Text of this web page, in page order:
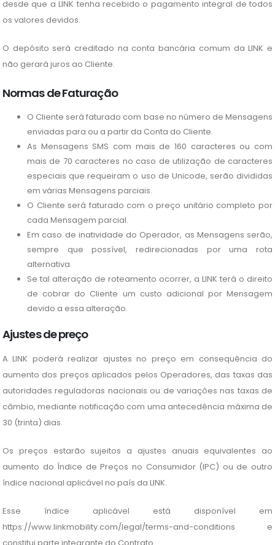
desde que a LINK tenha recebido o pagamento integral de todos
os valores devidos.
O depósito será creditado na conta bancária comum da LINK e
não gerará juros ao Cliente.
Normas de Faturação
O Cliente será faturado com base no número de Mensagens
enviadas para ou a partir da Conta do Cliente.
As Mensagens SMS com mais de 160 caracteres ou com
mais de 70 caracteres no caso de utilização de caracteres
especiais que requeiram o uso de Unicode, serão divididas
em várias Mensagens parciais.
O Cliente será faturado com o preço unitário completo por
cada Mensagem parcial.
Em caso de inatividade do Operador, as Mensagens serão,
sempre que possível, redirecionadas por uma rota
alternativa.
Se tal alteração de roteamento ocorrer, a LINK terá o direito
de cobrar do Cliente um custo adicional por Mensagem
devido a essa alteração.
Ajustes de preço
A LINK poderá realizar ajustes no preço em consequência do
aumento dos preços aplicados pelos Operadores, das taxas das
autoridades reguladoras nacionais ou de variações nas taxas de
câmbio, mediante notificação com uma antecedência máxima de
30 (trinta) dias.
Os preços estarão sujeitos a ajustes anuais equivalentes ao
aumento do Índice de Preços no Consumidor (IPC) ou de outro
índice nacional aplicável no país da LINK.
Esse índice aplicável está disponível em
https://www.linkmobility.com/legal/terms-and-conditions e